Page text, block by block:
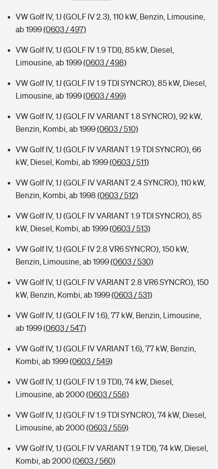
VW Golf IV, 1J (GOLF IV 2.3), 110 kW, Benzin, Limousine,
ab 1999(0603 / 497)
VW Golf IV, 1J (GOLF IV 1.9 TDI), 85 kW, Diesel,
Limousine, ab 1999(0603 / 498)
VW Golf IV, 1J (GOLF IV 1.9 TDI SYNCRO), 85 kW, Diesel,
Limousine, ab 1999(0603 / 499)
VW Golf IV, 1J (GOLF IV VARIANT 1.8 SYNCRO), 92 kW,
Benzin, Kombi, ab 1999(0603 / 510)
VW Golf IV, 1J (GOLF IV VARIANT 1.9 TDI SYNCRO), 66
kW, Diesel, Kombi, ab 1999(0603 / 511)
VW Golf IV, 1J (GOLF IV VARIANT 2.4 SYNCRO), 110 kW,
Benzin, Kombi, ab 1998 (0603 / 512)
VW Golf IV, 1J (GOLF IV VARIANT 1.9 TDI SYNCRO), 85
kW, Diesel, Kombi, ab 1999(0603 / 513)
VW Golf IV, 1J (GOLF IV 2.8 VR6 SYNCRO), 150 kW,
Benzin, Limousine, ab 1999(0603 / 530)
VW Golf IV, 1J (GOLF IV VARIANT 2.8 VR6 SYNCRO), 150
kW, Benzin, Kombi, ab 1999(0603 / 531)
VW Golf IV, 1J (GOLF IV 1.6), 77 kW, Benzin, Limousine,
ab 1999(0603 / 547)
VW Golf IV, 1J (GOLF IV VARIANT 1.6), 77 kW, Benzin,
Kombi, ab 1999(0603 / 549)
VW Golf IV, 1J (GOLF IV 1.9 TDI), 74 kW, Diesel,
Limousine, ab 2000(0603 / 558)
VW Golf IV, 1J (GOLF IV 1.9 TDI SYNCRO), 74 kW, Diesel,
Limousine, ab 2000(0603 / 559)
VW Golf IV, 1J (GOLF IV VARIANT 1.9 TDI), 74 kW, Diesel,
Kombi, ab 2000(0603 / 560)